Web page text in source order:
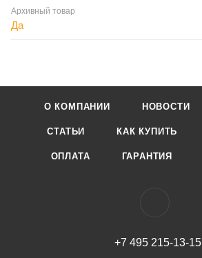
Архивный товар
Да
О КОМПАНИИ НОВОСТИ
СТАТЬИ КАК КУПИТЬ
ОПЛАТА ГАРАНТИЯ
+7 495 215-13-15